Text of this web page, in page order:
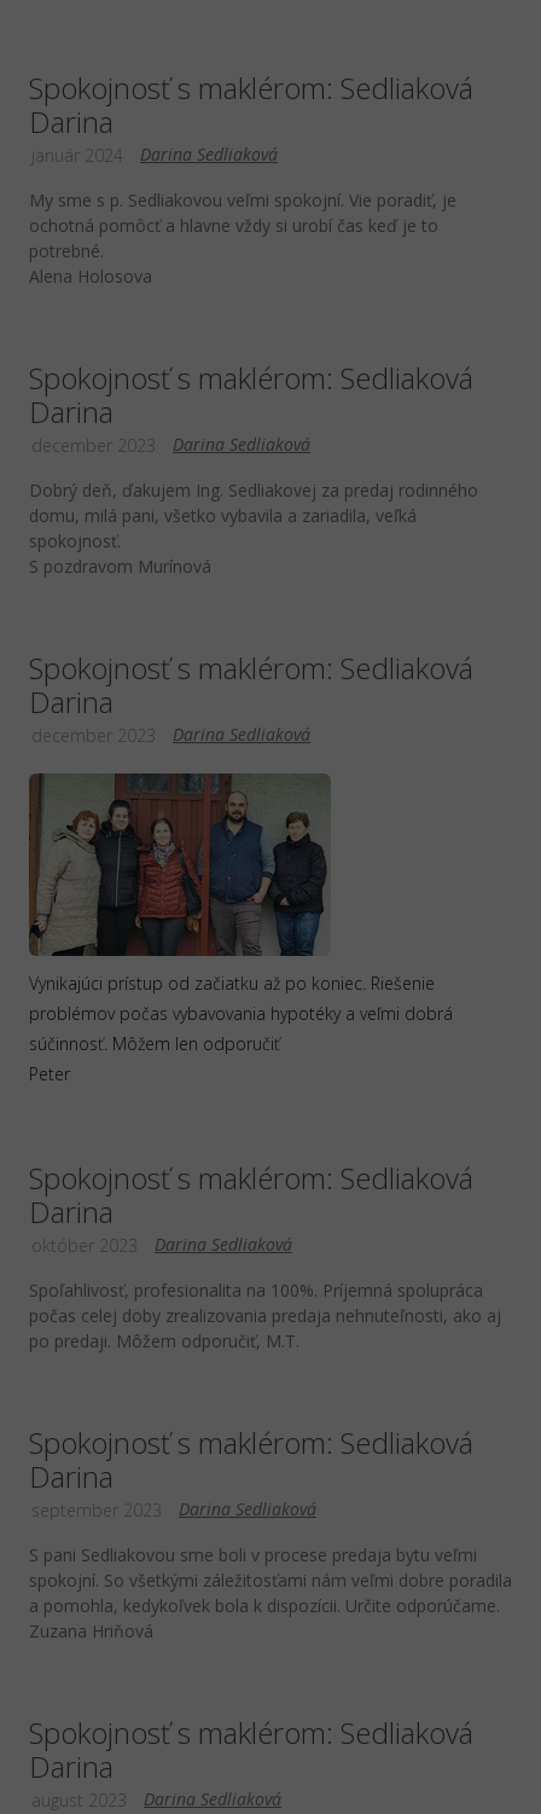
Spokojnosť s maklérom: Sedliaková
Darina
Darina Sedliaková
január 2024
My sme s p. Sedliakovou veľmi spokojní. Vie poradiť, je
ochotná pomôcť a hlavne vždy si urobí čas keď je to
potrebné.
Alena Holosova
Spokojnosť s maklérom: Sedliaková
Darina
Darina Sedliaková
december 2023
Dobrý deň, ďakujem Ing. Sedliakovej za predaj rodinného
domu, milá pani, všetko vybavila a zariadila, veľká
spokojnosť.
S pozdravom Murínová
Spokojnosť s maklérom: Sedliaková
Darina
Darina Sedliaková
december 2023
Vynikajúci prístup od začiatku až po koniec. Riešenie
problémov počas vybavovania hypotéky a veľmi dobrá
súčinnosť. Môžem len odporučiť
Peter
Spokojnosť s maklérom: Sedliaková
Darina
Darina Sedliaková
október 2023
Spoľahlivosť, profesionalita na 100%. Príjemná spolupráca
počas celej doby zrealizovania predaja nehnuteľnosti, ako aj
po predaji. Môžem odporučiť, M.T.
Spokojnosť s maklérom: Sedliaková
Darina
Darina Sedliaková
september 2023
S pani Sedliakovou sme boli v procese predaja bytu veľmi
spokojní. So všetkými záležitosťami nám veľmi dobre poradila
a pomohla, kedykoľvek bola k dispozícii. Určite odporúčame.
Zuzana Hriňová
Spokojnosť s maklérom: Sedliaková
Darina
Darina Sedliaková
august 2023